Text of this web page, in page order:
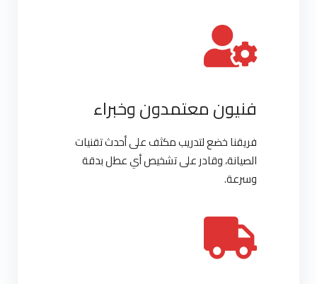
فنيون معتمدون وخبراء
فريقنا خضع لتدريب مكثف على أحدث تقنيات
الصيانة، وقادر على تشخيص أي عطل بدقة
وسرعة.